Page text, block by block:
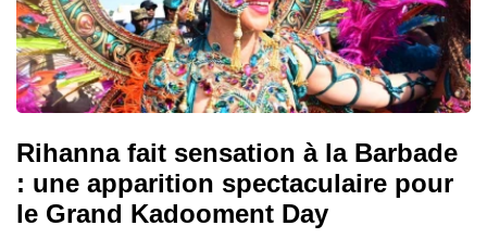
Rihanna fait sensation à la Barbade
: une apparition spectaculaire pour
le Grand Kadooment Day